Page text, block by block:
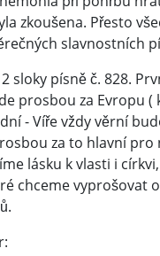
zkoušena. Přesto
slavnostních
sloky písně č. 828.
prosbou za Evropu (
- Víře vždy věrní
za to hlavní pro
lásku k vlasti i
chceme vyprošovat